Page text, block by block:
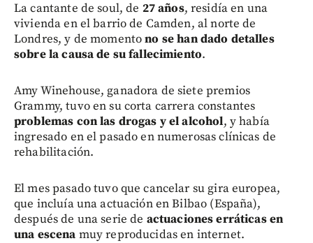
La cantante de soul, de 27 años, residía en una
vivienda en el barrio de Camden, al norte de
Londres, y de momentono se han dado detalles
sobre la causa de su fallecimiento.
Amy Winehouse, ganadora de siete premios
Grammy, tuvo en su corta carrera constantes
problemas con las drogas y el alcohol, y había
ingresado en el pasado en numerosas clínicas de
rehabilitación.
El mes pasado tuvo que cancelar su gira europea,
que incluía una actuación en Bilbao (España),
después de una serie de actuaciones erráticas en
una escena muy reproducidas en internet.